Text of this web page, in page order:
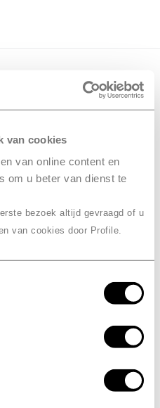
van cookies
van online content en
om u beter van dienst te
bezoek altijd gevraagd of u
van cookies door Profile.